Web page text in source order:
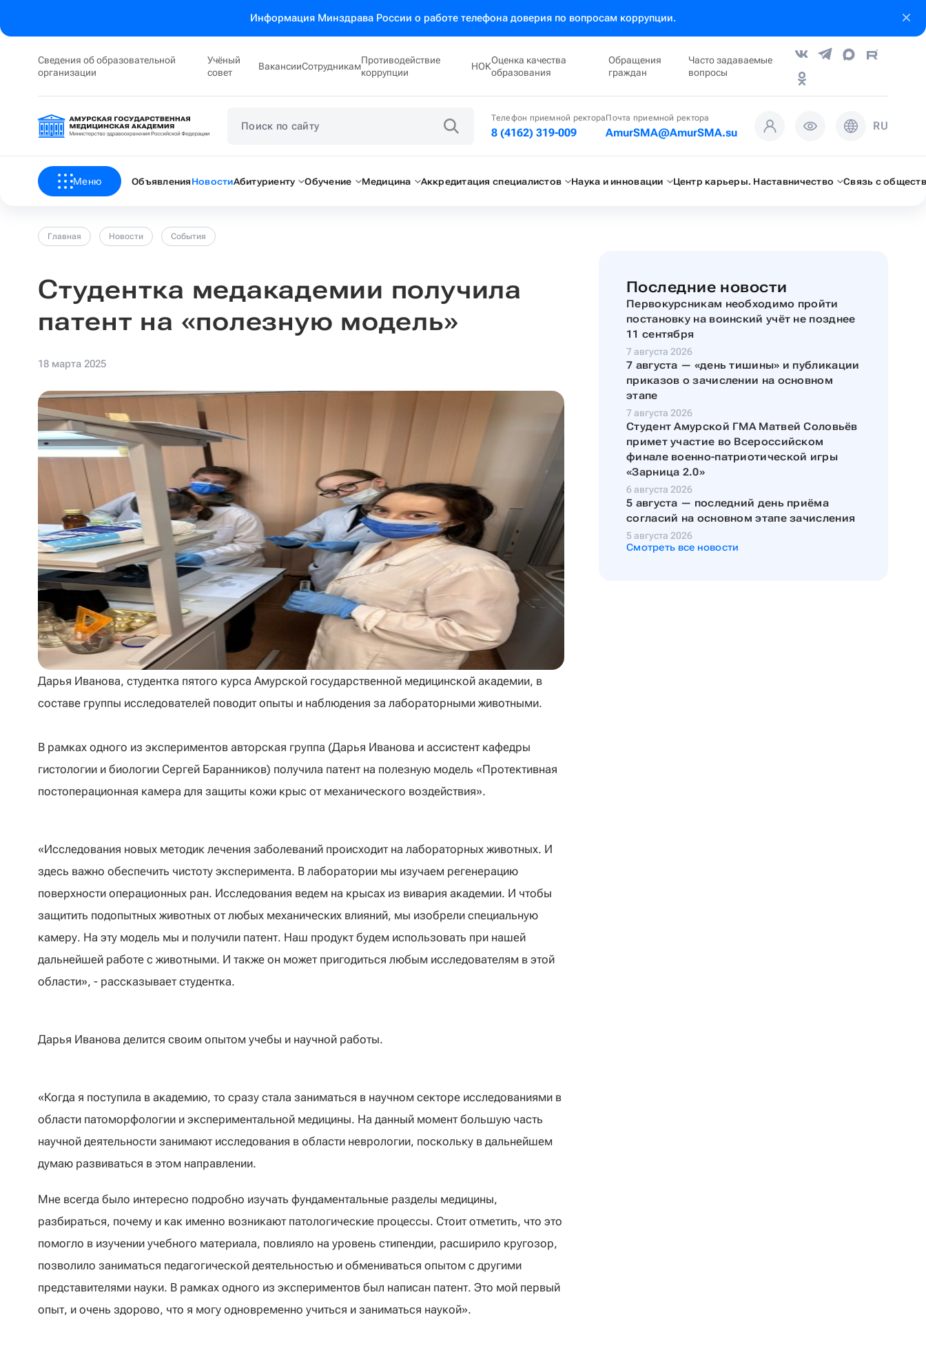
Информация Минздрава России о работе телефона доверия по вопросам коррупции.
Сведения об образовательной
организации
Учёный
совет
ВакансииСотрудникам
Противодействие
коррупции
НОК
Оценка качества
образования
Обращения
граждан
Часто задаваемые
вопросы
Телефон приемной ректора
8 (4162) 319-009
Почта приемной ректора
AmurSMA@AmurSMA.su RU
Меню Объявления НовостиАбитуриенту Обучение Медицина Аккредитация специалистов Наука и инновации Центр карьеры. Наставничество Связь с
Главная Новости События
Студентка медакадемии получила
патент на «полезную модель»
18 марта 2025
Дарья Иванова, студентка пятого курса Амурской государственной медицинской академии, в
составе группы исследователей поводит опыты и наблюдения за лабораторными животными.
В рамках одного из экспериментов авторская группа (Дарья Иванова и ассистент кафедры
гистологии и биологии Сергей Баранников) получила патент на полезную модель «Протективная
постоперационная камера для защиты кожи крыс от механического воздействия».
«Исследования новых методик лечения заболеваний происходит на лабораторных животных. И
здесь важно обеспечить чистоту эксперимента. В лаборатории мы изучаем регенерацию
поверхности операционных ран. Исследования ведем на крысах из вивария академии. И чтобы
защитить подопытных животных от любых механических влияний, мы изобрели специальную
камеру. На эту модель мы и получили патент. Наш продукт будем использовать при нашей
дальнейшей работе с животными. И также он может пригодиться любым исследователям в этой
области», - рассказывает студентка.
Дарья Иванова делится своим опытом учебы и научной работы.
«Когда я поступила в академию, то сразу стала заниматься в научном секторе исследованиями в
области патоморфологии и экспериментальной медицины. На данный момент большую часть
научной деятельности занимают исследования в области неврологии, поскольку в дальнейшем
думаю развиваться в этом направлении.
Мне всегда было интересно подробно изучать фундаментальные разделы медицины,
разбираться, почему и как именно возникают патологические процессы. Стоит отметить, что это
помогло в изучении учебного материала, повлияло на уровень стипендии, расширило кругозор,
позволило заниматься педагогической деятельностью и обмениваться опытом с другими
представителями науки. В рамках одного из экспериментов был написан патент. Это мой первый
опыт, и очень здорово, что я могу одновременно учиться и заниматься наукой».
Последние новости
Первокурсникам необходимо пройти
постановку на воинский учёт не позднее
11 сентября
7 августа 2026
7 августа — «день тишины» и публикации
приказов о зачислении на основном
этапе
7 августа 2026
Студент Амурской ГМА Матвей Соловьёв
примет участие во Всероссийском
финале военно-патриотической игры
«Зарница 2.0»
6 августа 2026
5 августа — последний день приёма
согласий на основном этапе зачисления
5 августа 2026
Смотреть все новости